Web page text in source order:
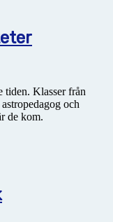
tiden. Klasser från
och
de kom.